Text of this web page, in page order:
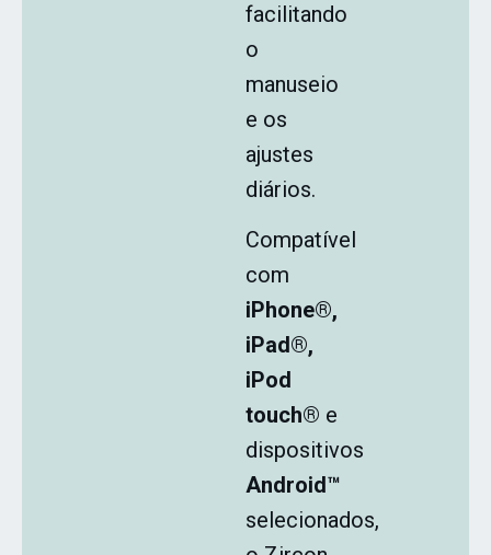
facilitando
o
manuseio
e os
ajustes
diários.
Compatível
com
iPhone®,
iPad®,
iPod
touch® e
dispositivos
Android™
selecionados,